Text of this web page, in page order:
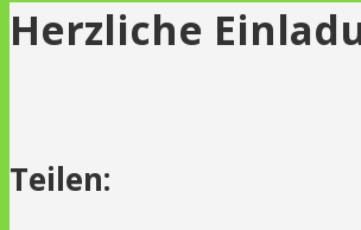
Herzliche
Teilen: